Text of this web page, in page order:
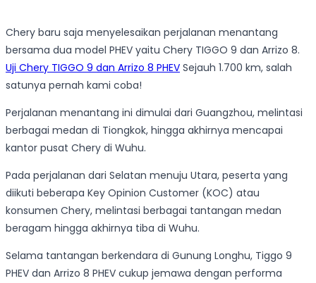
Chery baru saja menyelesaikan perjalanan menantang
bersama dua model PHEV yaitu Chery TIGGO 9 dan Arrizo 8.
Uji Chery TIGGO 9 dan Arrizo 8 PHEV Sejauh 1.700 km, salah
satunya pernah kami coba!
Perjalanan menantang ini dimulai dari Guangzhou, melintasi
berbagai medan di Tiongkok, hingga akhirnya mencapai
kantor pusat Chery di Wuhu.
Pada perjalanan dari Selatan menuju Utara, peserta yang
diikuti beberapa Key Opinion Customer (KOC) atau
konsumen Chery, melintasi berbagai tantangan medan
beragam hingga akhirnya tiba di Wuhu.
Selama tantangan berkendara di Gunung Longhu, Tiggo 9
PHEV dan Arrizo 8 PHEV cukup jemawa dengan performa